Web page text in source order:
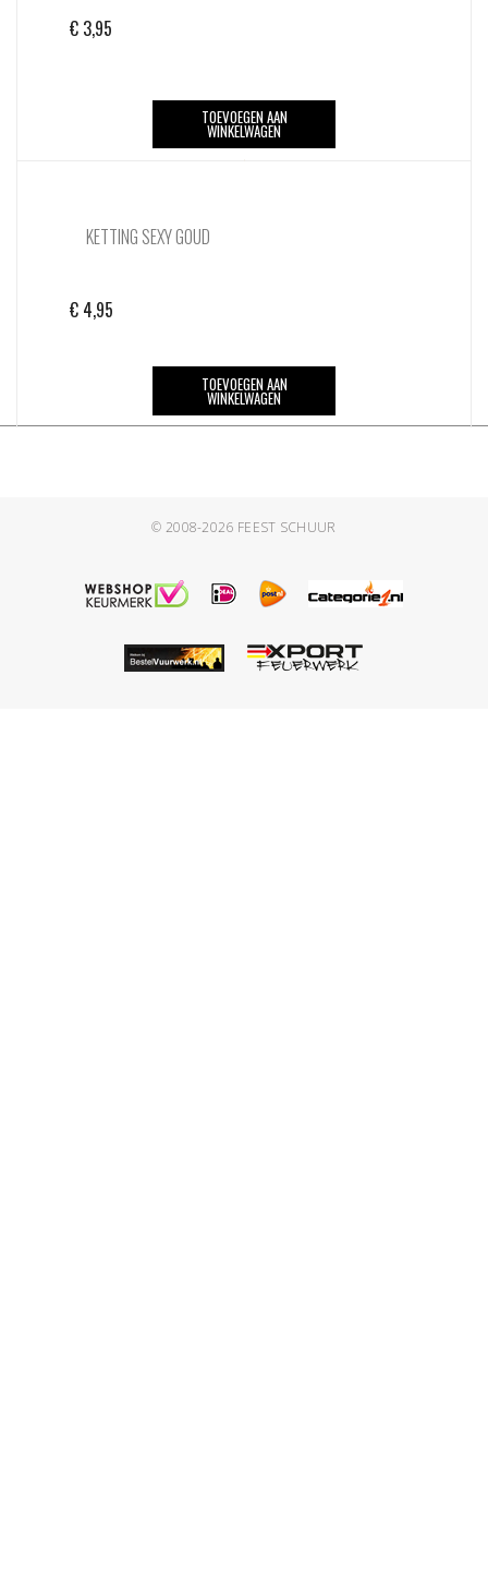
€ 3,95
TOEVOEGEN AAN
WINKELWAGEN
KETTING SEXY GOUD
€ 4,95
TOEVOEGEN AAN
WINKELWAGEN
© 2008-2026 FEEST SCHUUR